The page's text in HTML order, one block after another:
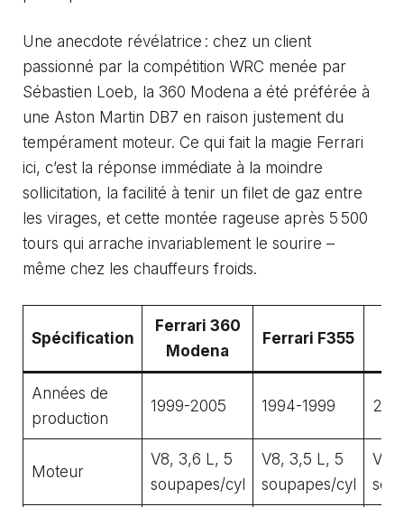
Une anecdote révélatrice : chez un client
passionné par la compétition WRC menée par
Sébastien Loeb, la 360 Modena a été préférée à
une Aston Martin DB7 en raison justement du
tempérament moteur. Ce qui fait la magie Ferrari
ici, c’est la réponse immédiate à la moindre
sollicitation, la facilité à tenir un filet de gaz entre
les virages, et cette montée rageuse après 5 500
tours qui arrache invariablement le sourire –
même chez les chauffeurs froids.
Spécification
Ferrari 360
Modena
Ferrari F355
Années de
production
1999-2005 1994-1999
Moteur
V8, 3,6 L, 5
soupapes/cyl
V8, 3,5 L, 5
soupapes/cyl
V8,